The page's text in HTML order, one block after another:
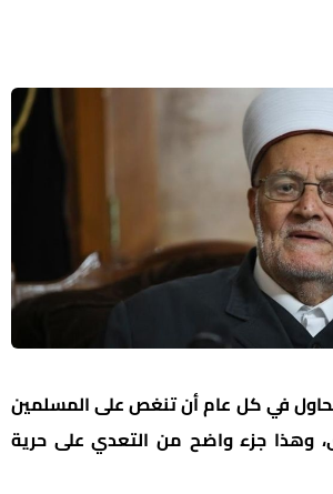
في كل عام أن تنغص على المسلمين
وهذا جزء واضح من التعدي على حرية